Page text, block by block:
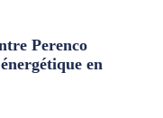
Perenco
en